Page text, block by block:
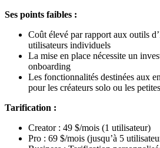
Ses points faibles :
Coût élevé par rapport aux outils
utilisateurs individuels
La mise en place nécessite un
onboarding
Les fonctionnalités destinées aux
pour les créateurs solo ou les
Tarification :
Creator : 49 $/mois (1 utilisateur)
Pro : 69 $/mois (jusqu’à 5